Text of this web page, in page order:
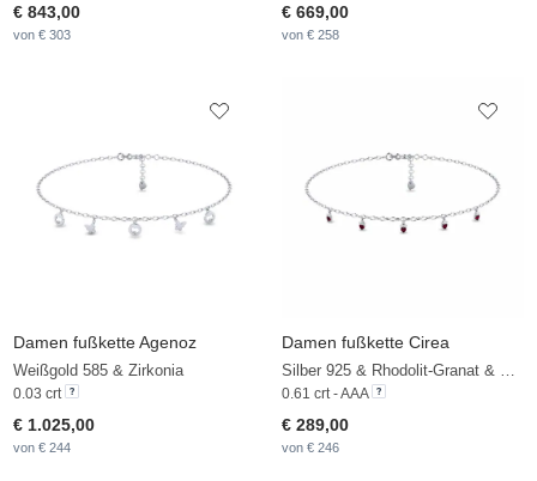
€ 843,00
von € 303
€ 669,00
von € 258
Damen fußkette Agenoz
Weißgold 585 & Zirkonia
0.03 crt
€ 1.025,00
von € 244
Damen fußkette Cirea
0.61 crt - AAA
€ 289,00
von € 246